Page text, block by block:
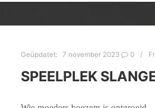
Geüpdatet: 7 november 2023 0
SPEELPLEK